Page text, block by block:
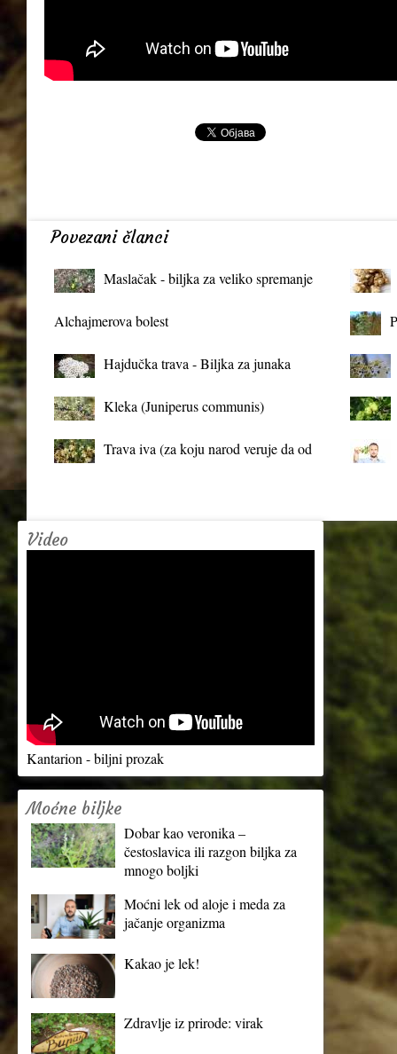
Povezani članci
Maslačak - biljka za veliko spremanje
Alchajmerova bolest
Hajdučka trava - Biljka za junaka
Kleka (Juniperus communis)
Trava iva (za koju narod veruje da od
Video
Kantarion - biljni prozak
Moćne biljke
Dobar kao veronika –
čestoslavica ili razgon biljka za
mnogo boljki
Moćni lek od aloje i meda za
jačanje organizma
Kakao je lek!
Zdravlje iz prirode: virak